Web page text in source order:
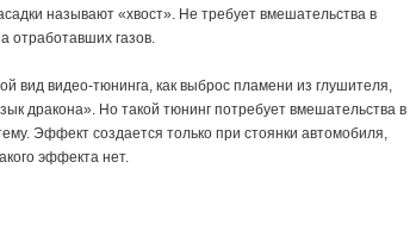
называют «хвост». Не требует вмешательства в
отработавших газов.
вид видео-тюнинга, как выброс пламени из глушителя,
дракона». Но такой тюнинг потребует вмешательства в
Эффект создается только при стоянки автомобиля,
эффекта нет.